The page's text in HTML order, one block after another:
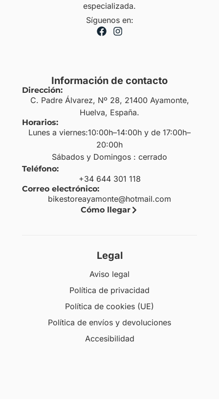
especializada.
Síguenos en:
Información de contacto
Dirección:
C. Padre Álvarez, Nº 28, 21400 Ayamonte,
Huelva, España.
Horarios:
Lunes a viernes:10:00h–14:00h y de 17:00h–
20:00h
Sábados y Domingos : cerrado
Teléfono:
+34 644 301 118
Correo electrónico:
bikestoreayamonte@hotmail.com
Cómo llegar
Legal
Aviso legal
Política de privacidad
Política de cookies (UE)
Política de envíos y devoluciones
Accesibilidad